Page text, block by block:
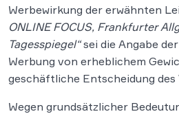
Werbewirkung der erwähnten
ONLINE FOCUS, Frankfurter
Tagesspiegel“sei die Angabe
Werbung von erheblichem
geschäftliche Entscheidung des
Wegen grundsätzlicher